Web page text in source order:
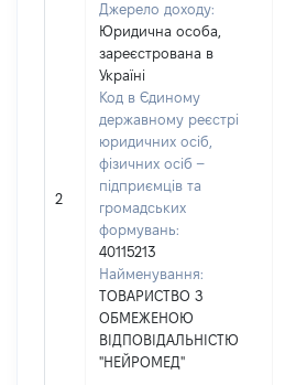
2
Джерело доходу:
Юридична особа,
зареєстрована в
Україні
Код в Єдиному
державному реєстрі
юридичних осіб,
фізичних осіб –
підприємців та
громадських
формувань:
40115213
Найменування:
ТОВАРИСТВО З
ОБМЕЖЕНОЮ
ВІДПОВІДАЛЬНІСТЮ
"НЕЙРОМЕД"